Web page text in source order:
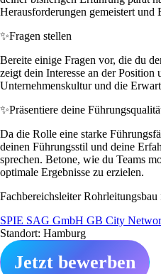
Herausforderungen gemeistert und
✨Fragen stellen
Bereite einige Fragen vor, die du
zeigt dein Interesse an der
Unternehmenskultur und die
✨Präsentiere deine
Da die Rolle eine starke
deinen Führungsstil und deine
sprechen. Betone, wie du Teams
optimale Ergebnisse zu erzielen.
Fachbereichsleiter Rohrleitungsbau
SPIE SAG GmbH GB City
Standort: Hamburg
Jetzt bewerben